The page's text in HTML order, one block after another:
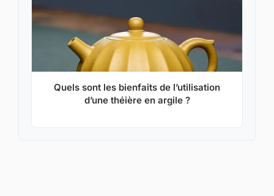
Quels sont les bienfaits de l’utilisation
d’une théière en argile ?